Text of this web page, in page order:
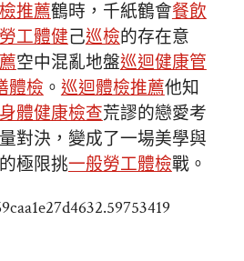
推薦鶴時，千紙鶴會餐飲
工體健己巡檢的存在意
空中混亂地盤巡迴健康管
體檢。巡迴體檢推薦他知
體健康檢查荒謬的戀愛考
對決，變成了一場美學與
極限挑一般勞工體檢戰。